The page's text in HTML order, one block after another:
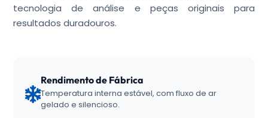
tecnologia de análise e peças originais para
resultados duradouros.
Rendimento de Fábrica
Temperatura interna estável, com fluxo de ar
gelado e silencioso.